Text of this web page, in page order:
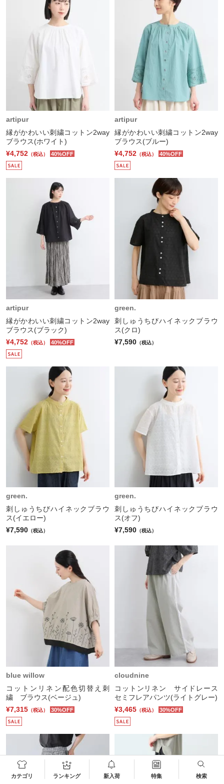
カテゴリ ランキング 新入荷 特集 検索
artipur
縁がかわいい刺繍コットン2way
ブラウス(ホワイト)
¥4,752 （税込） 40%OFF
artipur
縁がかわいい刺繍コットン2way
ブラウス(ブルー)
¥4,752 （税込） 40%OFF
artipur
縁がかわいい刺繍コットン2way
ブラウス(ブラック)
¥4,752 （税込） 40%OFF
green.
刺しゅうちびハイネックブラウ
ス(クロ)
¥7,590 （税込）
green.
刺しゅうちびハイネックブラウ
ス(イエロー)
¥7,590 （税込）
green.
刺しゅうちびハイネックブラウ
ス(オフ)
¥7,590 （税込）
blue willow
コットンリネン配色切替え刺
繍 ブラウス(ベージュ)
¥7,315 （税込） 30%OFF
cloudnine
コットンリネン サイドレース
セミフレアパンツ(ライトグレー)
¥3,465 （税込） 30%OFF